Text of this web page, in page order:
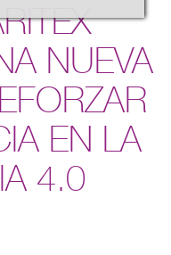
NUEVA
EN LA
4.0